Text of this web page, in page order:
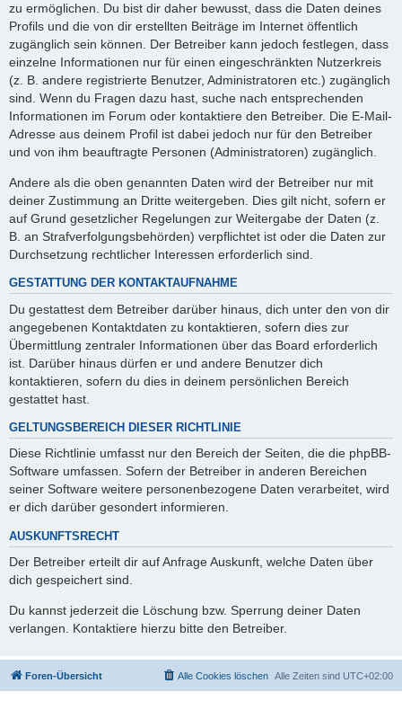
zu ermöglichen. Du bist dir daher bewusst, dass die Daten deines
Profils und die von dir erstellten Beiträge im Internet öffentlich
zugänglich sein können. Der Betreiber kann jedoch festlegen, dass
einzelne Informationen nur für einen eingeschränkten Nutzerkreis
(z. B. andere registrierte Benutzer, Administratoren etc.) zugänglich
sind. Wenn du Fragen dazu hast, suche nach entsprechenden
Informationen im Forum oder kontaktiere den Betreiber. Die E-Mail-
Adresse aus deinem Profil ist dabei jedoch nur für den Betreiber
und von ihm beauftragte Personen (Administratoren) zugänglich.
Andere als die oben genannten Daten wird der Betreiber nur mit
deiner Zustimmung an Dritte weitergeben. Dies gilt nicht, sofern er
auf Grund gesetzlicher Regelungen zur Weitergabe der Daten (z.
B. an Strafverfolgungsbehörden) verpflichtet ist oder die Daten zur
Durchsetzung rechtlicher Interessen erforderlich sind.
GESTATTUNG DER KONTAKTAUFNAHME
Du gestattest dem Betreiber darüber hinaus, dich unter den von dir
angegebenen Kontaktdaten zu kontaktieren, sofern dies zur
Übermittlung zentraler Informationen über das Board erforderlich
ist. Darüber hinaus dürfen er und andere Benutzer dich
kontaktieren, sofern du dies in deinem persönlichen Bereich
gestattet hast.
GELTUNGSBEREICH DIESER RICHTLINIE
Diese Richtlinie umfasst nur den Bereich der Seiten, die die phpBB-
Software umfassen. Sofern der Betreiber in anderen Bereichen
seiner Software weitere personenbezogene Daten verarbeitet, wird
er dich darüber gesondert informieren.
AUSKUNFTSRECHT
Der Betreiber erteilt dir auf Anfrage Auskunft, welche Daten über
dich gespeichert sind.
Du kannst jederzeit die Löschung bzw. Sperrung deiner Daten
verlangen. Kontaktiere hierzu bitte den Betreiber.
Foren-Übersicht Alle Zeiten sind UTC+02:00
Alle Cookies löschen